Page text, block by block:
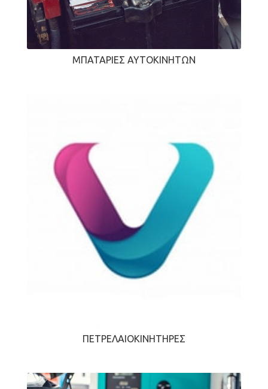
ΜΠΑΤΑΡΊΕΣ ΑΥΤΟΚΙΝΉΤΩΝ
ΠΕΤΡΕΛΑΙΟΚΙΝΗΤΉΡΕΣ